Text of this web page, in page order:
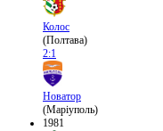
Колос
(Полтава)
2:1
Новатор
(Маріуполь)
1981